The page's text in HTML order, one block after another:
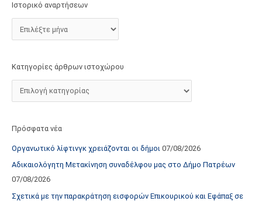
Ιστορικό αναρτήσεων
Κατηγορίες άρθρων ιστοχώρου
Πρόσφατα νέα
Οργανωτικό λίφτινγκ χρειάζονται οι δήμοι 07/08/2026
Αδικαιολόγητη Μετακίνηση συναδέλφου μας στο Δήμο Πατρέων
07/08/2026
Σχετικά με την παρακράτηση εισφορών Επικουρικού και Εφάπαξ σε